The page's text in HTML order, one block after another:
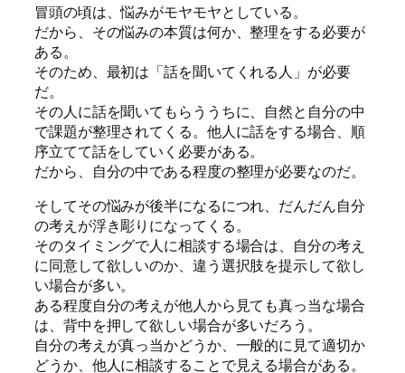
冒頭の頃は、悩みがモヤモヤとしている。
だから、その悩みの本質は何か、整理をする必要が
ある。
そのため、最初は「話を聞いてくれる人」が必要
だ。
その人に話を聞いてもらううちに、自然と自分の中
で課題が整理されてくる。他人に話をする場合、順
序立てて話をしていく必要がある。
だから、自分の中である程度の整理が必要なのだ。
そしてその悩みが後半になるにつれ、だんだん自分
の考えが浮き彫りになってくる。
そのタイミングで人に相談する場合は、自分の考え
に同意して欲しいのか、違う選択肢を提示して欲し
い場合が多い。
ある程度自分の考えが他人から見ても真っ当な場合
は、背中を押して欲しい場合が多いだろう。
自分の考えが真っ当かどうか、一般的に見て適切か
どうか、他人に相談することで見える場合がある。